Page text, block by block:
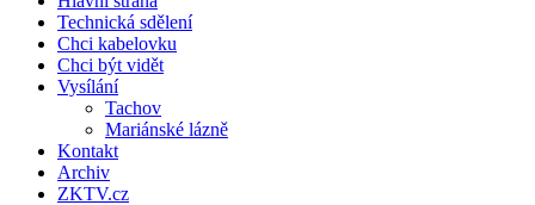
Technická sdělení
Chci kabelovku
Chci být vidět
Vysílání
Tachov
Mariánské lázně
Kontakt
Archiv
ZKTV.cz